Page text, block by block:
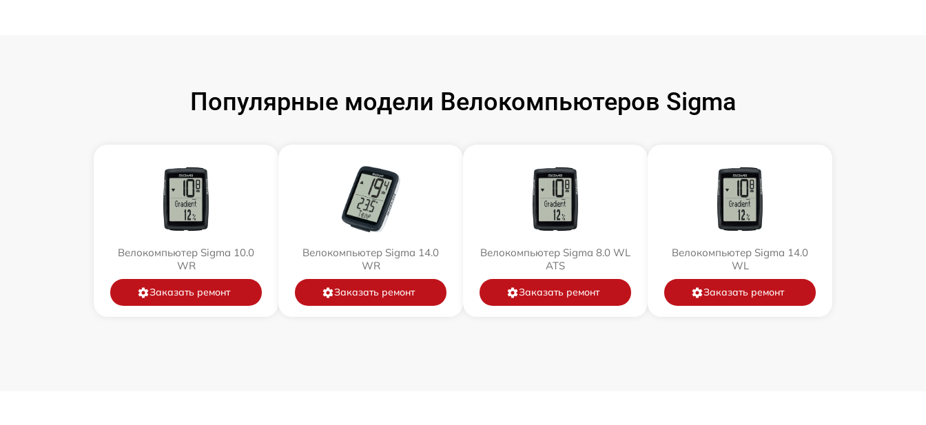
Популярные модели Велокомпьютеров Sigma
Велокомпьютер Sigma 10.0
WR
Заказать ремонт
Велокомпьютер Sigma 14.0
WR
Заказать ремонт
Велокомпьютер Sigma 8.0 WL
ATS
Заказать ремонт
Велокомпьютер Sigma 14.0
WL
Заказать ремонт